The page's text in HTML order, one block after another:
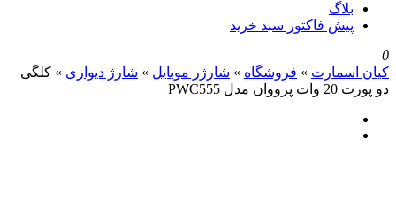
بلاگ
پیش فاکتور سبد خرید
0
کیان اسمارت » فروشگاه » شارژر موبایل » شارژ دیواری » کلگی
دو پورت 20 وات پرووان مدل PWC555